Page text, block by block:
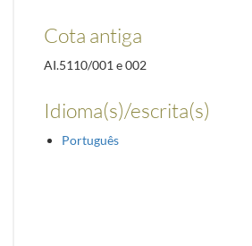
Cota antiga
AI.5110/001 e 002
Idioma(s)/escrita(s)
Português